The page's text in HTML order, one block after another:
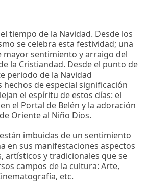
tiempo de la Navidad. Desde los
se celebra esta festividad; una
mayor sentimiento y arraigo del
la Cristiandad. Desde el punto de
periodo de la Navidad
de especial significación
el espíritu de estos días: el
el Portal de Belén y la adoración
Oriente al Niño Dios.
imbuidas de un sentimiento
en sus manifestaciones aspectos
artísticos y tradicionales que se
campos de la cultura: Arte,
etc.